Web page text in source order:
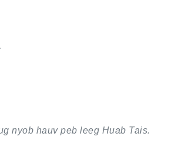
nyob hauv peb leeg Huab Tais.